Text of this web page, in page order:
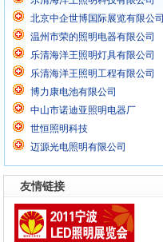
北京中企世博国际展览有限公司
温州市荣的照明电器有限公司
乐清海洋王照明灯具有限公司
乐清海洋王照明工程有限公司
博力康电池有限公司
中山市诺迪亚照明电器厂
世恒照明科技
迈源光电照明有限公司
友情链接